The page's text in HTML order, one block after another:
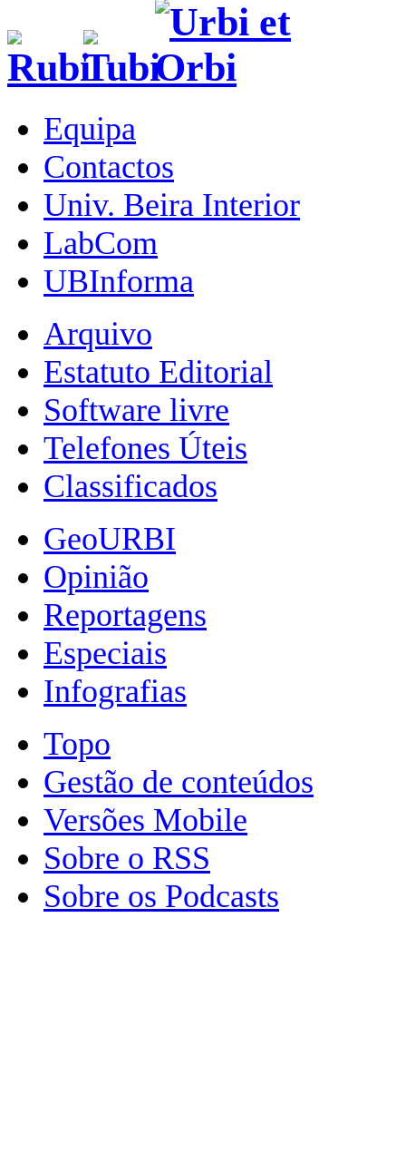
Equipa
Contactos
Univ. Beira Interior
LabCom
UBInforma
Arquivo
Estatuto Editorial
Software livre
Telefones Úteis
Classificados
GeoURBI
Opinião
Reportagens
Especiais
Infografias
Topo
Gestão de conteúdos
Versões Mobile
Sobre o RSS
Sobre os Podcasts